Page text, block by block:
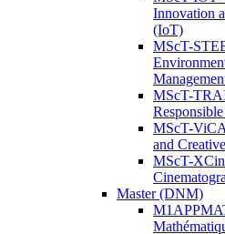
Innovation
(IoT)
MScT-
MScT-
MScT-
and
MScT-
Master (DNM)